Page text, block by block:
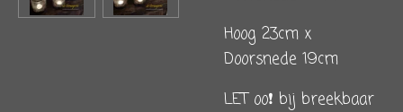
Hoog 23cm x
Doorsnede 19cm
LET oo❗️ bij breekbaar